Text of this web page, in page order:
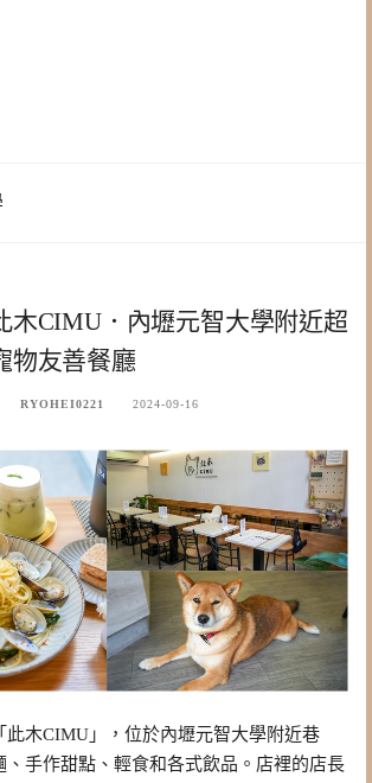
木CIMU．內壢元智大學附近超
物友善餐廳
RYOHEI0221 2024-09-16
此木CIMU」，位於內壢元智大學附近巷
、手作甜點、輕食和各式飲品。店裡的店長